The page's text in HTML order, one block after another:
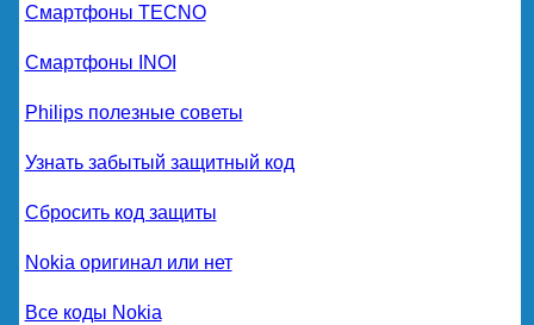
Смартфоны TECNO
Смартфоны INOI
Philips полезные советы
Узнать забытый защитный код
Сбросить код защиты
Nokia оригинал или нет
Все коды Nokia